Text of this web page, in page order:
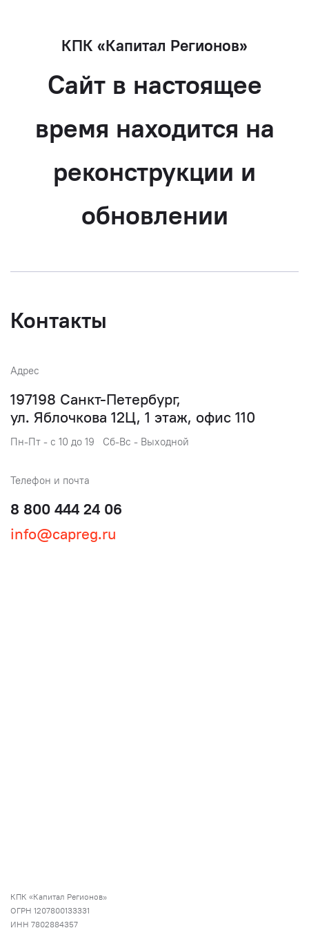
КПК «Капитал Регионов»
Сайт в настоящее
время находится на
реконструкции и
обновлении
Контакты
Адрес
197198 Санкт-Петербург,
ул. Яблочкова 12Ц, 1 этаж, офис 110
Пн-Пт - с 10 до 19 Сб-Вс - Выходной
Телефон и почта
8 800 444 24 06
info@capreg.ru
КПК «Капитал Регионов»
ОГРН 1207800133331
ИНН 7802884357